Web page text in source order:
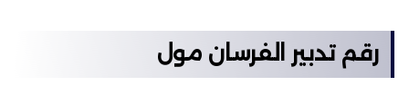
رقم تدبير الفرسان مول